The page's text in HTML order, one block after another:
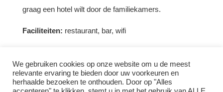
graag een hotel wilt door de familiekamers.
Faciliteiten: restaurant, bar, wifi
Ontdek deze slaapplek & boek
We gebruiken cookies op onze website om u de meest
relevante ervaring te bieden door uw voorkeuren en
herhaalde bezoeken te onthouden. Door op "Alles